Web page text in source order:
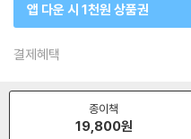
앱 다운 시 1천원 상품권
결제혜택
종이책
19,800원